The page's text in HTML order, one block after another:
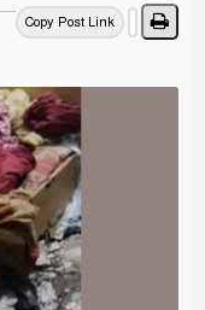
Copy Post Link